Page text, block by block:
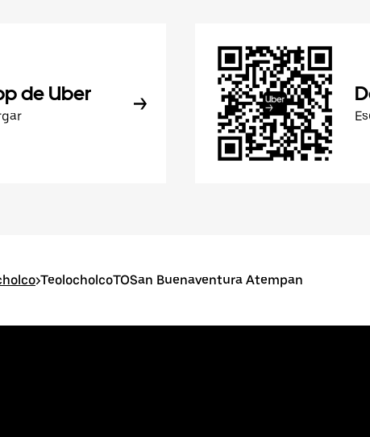
de Uber
>TeolocholcoTOSan Buenaventura Atempan